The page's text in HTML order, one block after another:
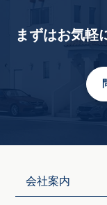
まずはお気軽
会社案内